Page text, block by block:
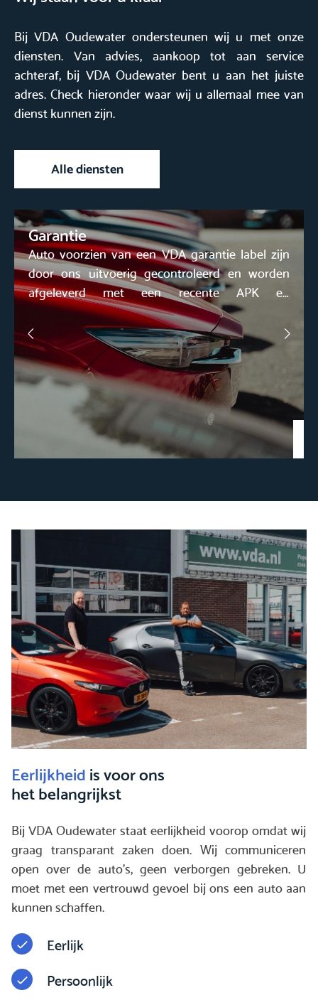
Bij VDA Oudewater ondersteunen wij u met onze
diensten. Van advies, aankoop tot aan service
achteraf, bij VDA Oudewater bent u aan het juiste
adres. Check hieronder waar wij u allemaal mee van
dienst kunnen zijn.
Alle diensten
Garantie
Auto voorzien van een VDA garantie label zijn
door ons uitvoerig gecontroleerd en worden
afgeleverd met een recente APK en
onderhoudsbeurt.
Eerlijkheidis voor ons
het belangrijkst
Bij VDA Oudewater staat eerlijkheid voorop omdat wij
graag transparant zaken doen. Wij communiceren
open over de auto's, geen verborgen gebreken. U
moet met een vertrouwd gevoel bij ons een auto aan
kunnen schaffen.
Eerlijk
Persoonlijk